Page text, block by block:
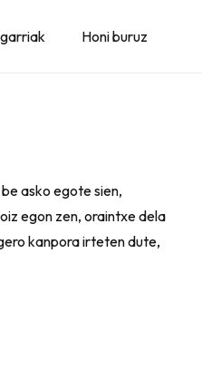
Honi buruz
asko egote sien,
egon zen, oraintxe dela
kanpora irteten dute,